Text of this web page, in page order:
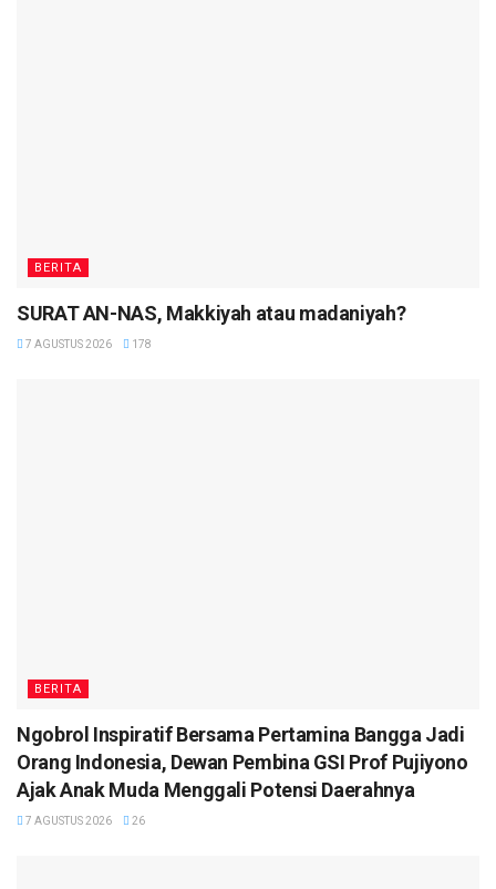
BERITA
SURAT AN-NAS, Makkiyah atau madaniyah?
7 AGUSTUS 2026 178
BERITA
Ngobrol Inspiratif Bersama Pertamina Bangga Jadi
Orang Indonesia, Dewan Pembina GSI Prof Pujiyono
Ajak Anak Muda Menggali Potensi Daerahnya
7 AGUSTUS 2026 26